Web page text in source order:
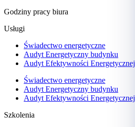
Godziny pracy biura
Usługi
Świadectwo energetyczne
Audyt Energetyczny budynku
Audyt Efektywności Energetycznej
Świadectwo energetyczne
Audyt Energetyczny budynku
Audyt Efektywności Energetycznej
Szkolenia